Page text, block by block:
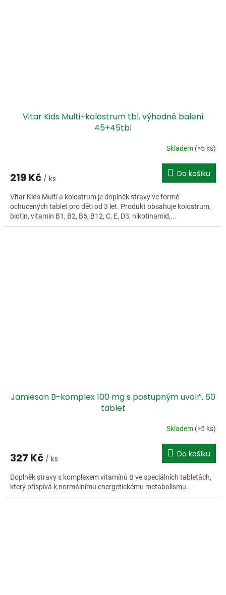
Vitar Kids Multi+kolostrum tbl. výhodné balení
45+45tbl
Skladem (>5 ks)
219 Kč / ks Do košíku
Vitar Kids Multi a kolostrum je doplněk stravy ve formě
ochucených tablet pro děti od 3 let. Produkt obsahuje kolostrum,
biotin, vitamin B1, B2, B6, B12, C, E, D3, nikotinamid,...
Jamieson B-komplex 100 mg s postupným uvolň. 60
tablet
Skladem (>5 ks)
327 Kč / ks Do košíku
Doplněk stravy s komplexem vitamínů B ve speciálních tabletách,
který přispívá k normálnímu energetickému metabolismu.